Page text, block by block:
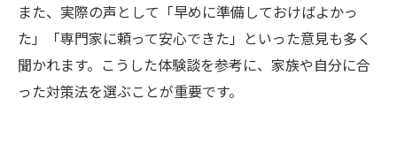
また、実際の声として「早めに準備しておけばよかっ
た」「専門家に頼って安心できた」といった意見も多く
聞かれます。こうした体験談を参考に、家族や自分に合
った対策法を選ぶことが重要です。